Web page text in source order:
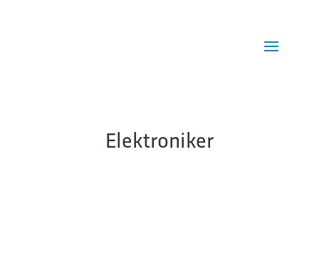
Elektroniker